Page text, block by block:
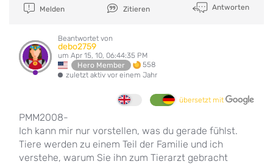
Melden Zitieren Antworten
Beantwortet von
debo2759
um Apr 15, 10, 06:44:35 PM
Hero Member
558
zuletzt aktiv vor einem Jahr
übersetzt mit
PMM2008-
Ich kann mir nur vorstellen, was du gerade fühlst.
Tiere werden zu einem Teil der Familie und ich
verstehe, warum Sie ihn zum Tierarzt gebracht